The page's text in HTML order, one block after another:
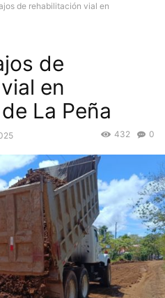
de rehabilitación vial en
de
en
La Peña
0
432